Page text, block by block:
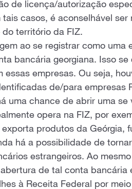
de licença/autorização
tais casos, é aconselhável
território da FIZ.
ao se registrar como uma
bancária georgiana. Isso
essas empresas. Ou seja,
de/para empresas
uma chance de abrir uma
opera na FIZ, por
produtos da Geórgia,
há a possibilidade de
estrangeiros. Ao
de tal conta bancária
à Receita Federal por